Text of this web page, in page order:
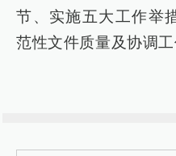
节、实施五大工作举
范性文件质量及协调工